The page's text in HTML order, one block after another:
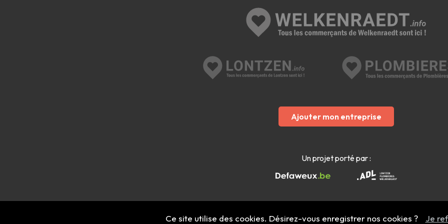
Ajouter mon entreprise
Un projet porté par :
Mentions légales- Copyright 2022 - 2026 welkenraedt.info
Ce site utilise des cookies. Désirez-vous enregistrer nos cookies ? Je